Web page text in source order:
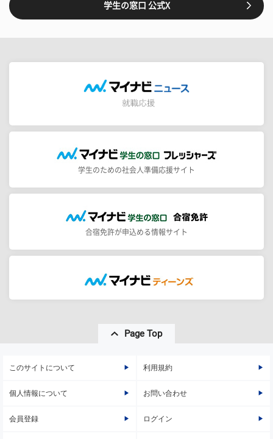
学生の窓口 公式X
学生のための社会人準備応援サイト
合宿免許が申込める情報サイト
Page Top
このサイトについて 利用規約
個人情報について お問い合わせ
会員登録 ログイン